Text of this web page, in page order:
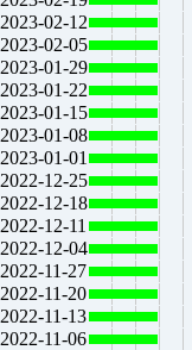
2023-02-12
2023-02-05
2023-01-29
2023-01-22
2023-01-15
2023-01-08
2023-01-01
2022-12-25
2022-12-18
2022-12-11
2022-12-04
2022-11-27
2022-11-20
2022-11-13
2022-11-06